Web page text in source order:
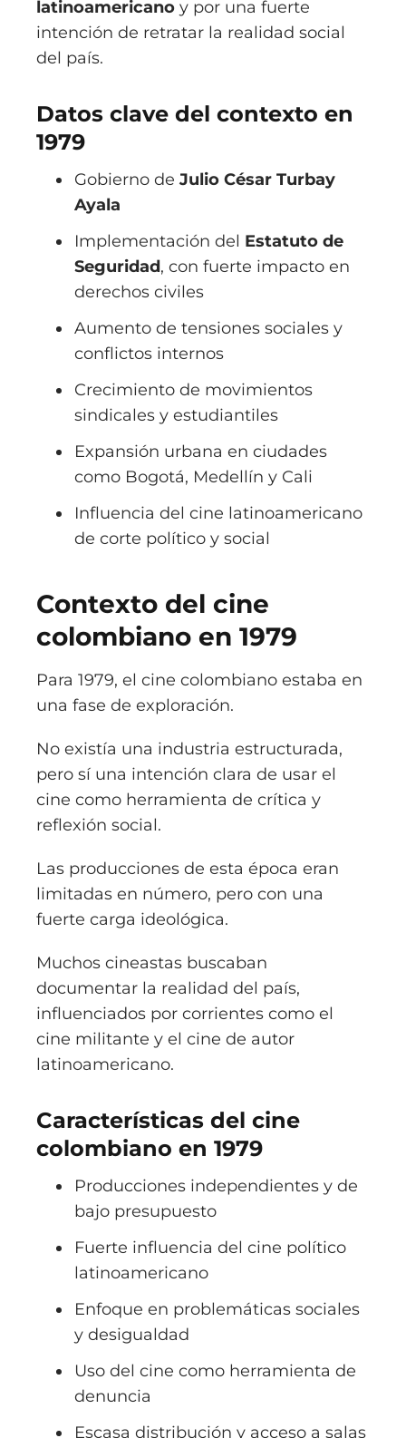
latinoamericano y por una fuerte
intención de retratar la realidad social
del país.
Datos clave del contexto en
1979
Gobierno de Julio César Turbay
Ayala
Implementación del Estatuto de
Seguridad, con fuerte impacto en
derechos civiles
Aumento de tensiones sociales y
conflictos internos
Crecimiento de movimientos
sindicales y estudiantiles
Expansión urbana en ciudades
como Bogotá, Medellín y Cali
Influencia del cine latinoamericano
de corte político y social
Contexto del cine
colombiano en 1979
Para 1979, el cine colombiano estaba en
una fase de exploración.
No existía una industria estructurada,
pero sí una intención clara de usar el
cine como herramienta de crítica y
reflexión social.
Las producciones de esta época eran
limitadas en número, pero con una
fuerte carga ideológica.
Muchos cineastas buscaban
documentar la realidad del país,
influenciados por corrientes como el
cine militante y el cine de autor
latinoamericano.
Características del cine
colombiano en 1979
Producciones independientes y de
bajo presupuesto
Fuerte influencia del cine político
latinoamericano
Enfoque en problemáticas sociales
y desigualdad
Uso del cine como herramienta de
denuncia
Escasa distribución y acceso a salas